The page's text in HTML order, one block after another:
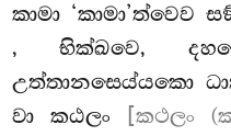
කාමා ‘කාමා’ත්වෙව
, භික්ඛවෙ,
උත්තානසෙය්යකො
වා කඨලං
[කථලං